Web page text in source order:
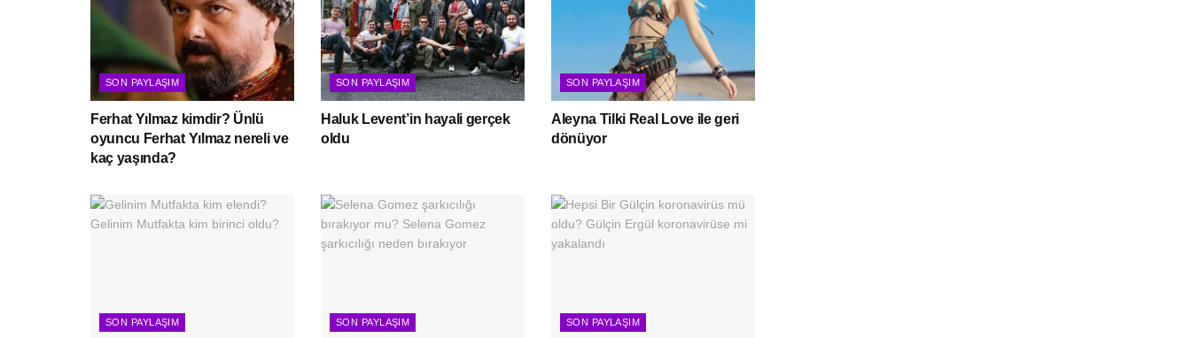
SON PAYLAŞIM
Ferhat Yılmaz kimdir? Ünlü
oyuncu Ferhat Yılmaz nereli ve
kaç yaşında?
SON PAYLAŞIM
Haluk Levent’in hayali gerçek
oldu
SON PAYLAŞIM
Aleyna Tilki Real Love ile geri
dönüyor
SON PAYLAŞIM SON PAYLAŞIM SON PAYLAŞIM